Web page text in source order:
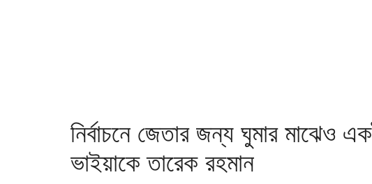
নির্বাচনে জেতার জন্য ঘুমার মাঝেও
ভাইয়াকে তারেক রহমান